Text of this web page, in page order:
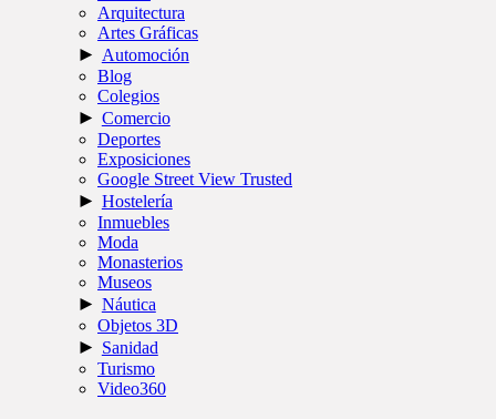
Arquitectura
Artes Gráficas
► Automoción
Blog
Colegios
► Comercio
Deportes
Exposiciones
Google Street View Trusted
► Hostelería
Inmuebles
Moda
Monasterios
Museos
► Náutica
Objetos 3D
► Sanidad
Turismo
Video360